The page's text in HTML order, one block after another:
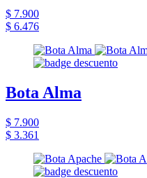
$ 7.900
$ 6.476
Bota Alma
$ 7.900
$ 3.361